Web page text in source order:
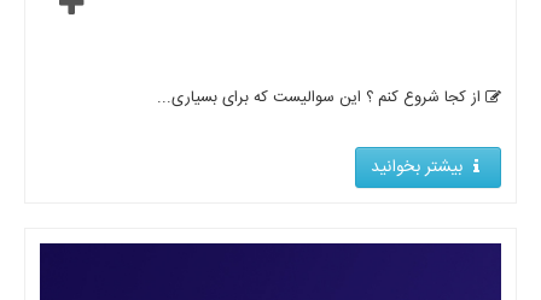
از کجا شروع کنم ؟ این سوالیست که برای بسیاری...
بیشتر بخوانید